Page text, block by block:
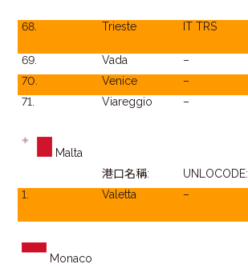
68.
Trieste IT TRS
69.
Vada –
70.
Venice –
71.
Viareggio –
Malta
港口名稱:
UNLOCODE:
1.
Valetta –
Monaco